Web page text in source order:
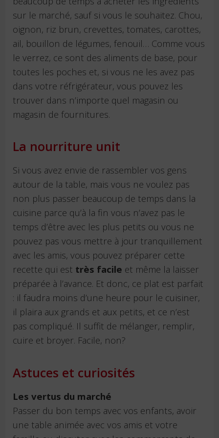
sur le marché, sauf si vous le souhaitez. Chou,
oignon, riz brun, crevettes, tomates, carottes,
ail, bouillon de légumes, fenouil… Comme vous
le verrez, ce sont des aliments de base, pour
toutes les poches et, si vous ne les avez pas
dans votre réfrigérateur, vous pouvez les
trouver dans n’importe quel magasin ou
magasin de fournitures.
La nourriture unit
Si vous avez envie de rassembler vos gens
autour de la table, mais vous ne voulez pas
non plus passer beaucoup de temps dans la
cuisine parce qu’à la fin vous n’avez pas le
temps d’être avec les plus petits ou vous ne
pouvez pas vous mettre à jour tranquillement
avec les amis, vous pouvez préparer cette
recette qui est très facile et même la laisser
préparée à l’avance. Et donc, ce plat est parfait
: il faudra moins d’une heure pour le cuisiner,
il plaira aux grands et aux petits, et ce n’est
pas compliqué. Il suffit de mélanger, remplir,
cuire et broyer. Facile, non?
Astuces et curiosités
Les vertus du marché
Passer du bon temps avec vos enfants, avoir
une table animée avec vos amis et votre